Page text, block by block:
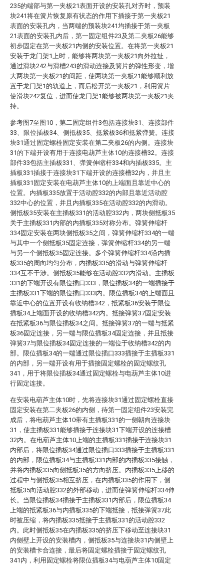
235的端部与第一夹板21表面开设的安装孔对齐时，预装
块241将在簧片恢复原有状态的作用下插接于第一夹板21
表面的安装孔内，当两端的预装块241均插接于第一夹板
21表面的安装孔内后，第一固定组件23及第二夹板26能够
初步固定在第一夹板21内侧的安装位置。在将第一夹板21
安装于龙门架1上时，能够将两块第一夹板21向外拉扯，
通过滑块242与滑槽243的滑动连接及簧片的弹性形变，增
大两块第一夹板21的间距，使两块第一夹板21能够顺利放
置于龙门架1的轨道上，而后松开第一夹板21，利用簧片
使滑块242复位，进而使龙门架1能够被两块第一夹板21夹
持。
参考图7至图10，第二固定组件3包括连接块31、连接部件
33、限位插板34、侧抵板35、抵紧板36和抵紧弹簧。连接
块31通过固定螺栓固定安装在第二夹板26的内侧。连接块
31的下端开设有用于连接电葫芦主体10的连接槽32。连接
部件33包括主插板331、弹簧伸缩杆334和内插板335。主
插板331插接于连接块31下端开设的连接槽32内，并且主
插板331固定安装在电葫芦主体10的上端面且靠近中心的
位置。内插板335放置于活动腔332的内部且靠近活动腔
332中心的位置，并且内插板335在活动腔332的内滑动。
侧抵板35安装在主插板331的活动腔332内，两块侧抵板35
关于主插板331内部的内插板335对称分布。弹簧伸缩杆
334固定安装在两块侧抵板35之间，弹簧伸缩杆334的一端
与其中一个侧抵板35固定连接，弹簧伸缩杆334的另一端
与另一个侧抵板35固定连接。多个弹簧伸缩杆334沿内插
板335的周向均匀分布，内插板335的滑动与弹簧伸缩杆
334互不干涉。侧抵板35能够在活动腔332内滑动。主插板
331的下端开设有限位插口333，限位插板34的一端插接于
主插板331下端的限位插口333内。限位插板34的上端面且
靠近中心的位置开设有收纳槽342，抵紧板36安装于限位
插板34上端面开设的收纳槽342内。抵接弹簧37固定安装
在抵紧板36与限位插板34之间。抵接弹簧37的一端与抵紧
板36固定连接，另一端与限位插板34固定连接，并且抵接
弹簧37与限位插板34固定连接的一端位于收纳槽342的内
部。限位插板34的一端通过限位插口333插接于主插板331
的内部，另一端开设有用于插接固定螺栓的固定螺纹孔
341，用于将限位插板34通过固定螺栓与电葫芦主体10进
行固定连接。
在安装电葫芦主体10时，先将连接块31通过固定螺栓直接
固定安装在第二夹板26的内侧，待第一固定组件23安装完
成后，将电葫芦主体10带有主插板331的一侧朝向连接块
31，使主插板331能够插接于连接块31下端开设的连接槽
32内。在电葫芦主体10上端的主插板331插接于连接块31
内部后，将限位插板34通过限位插口333插接于主插板331
的内部，限位插板34与主插板331内部的内插板335接触，
并将内插板335向侧抵板35的方向挤压。内插板335上移的
过程中与侧抵板35相互挤压，在内插板335的作用下，侧
抵板35向活动腔332的外部移动，进而使弹簧伸缩杆334伸
长。当限位插板34插接于主插板331内部后，限位插板34
上端的抵紧板36与内插板335的下端抵接，抵接弹簧37此
时被压缩，将内插板335抵接于主插板331的活动腔332
内。此时侧抵板35在内插板335的挤压下移动至连接块31
内侧壁上开设的安装槽内，侧抵板35与连接块31内侧壁上
的安装槽卡合连接，最后将固定螺栓插接于固定螺纹孔
341内，利用固定螺栓将限位插板34与电葫芦主体10固定